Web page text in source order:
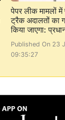
पेपर लीक मामलों में
ट्रैक अदालतों का
किया जाएगा:
Published On 23
09:35:27